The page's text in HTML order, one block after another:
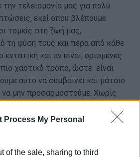
Process My Personal
of the sale, sharing to third
τελειομανία μας για πολύ
εκεί όπου βλέπουμε
τομείς στη ζωή μας,
τη φύση τους και πέρα από κάθε
και αν είναι, ορισμένες
χαοτικό τρόπο, ώστε είναι
αυτό να συμβαίνει και μάταιο
μην προσαρμοστούμε. Χωρίς
μια μηχανή που μετατρέπει
προοπτικής για τον